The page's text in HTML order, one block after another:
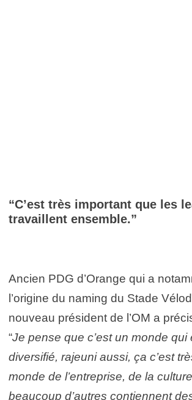
“C’est très important que les
travaillent ensemble.”
Ancien PDG d’Orange qui a
l’origine du naming du Stade
nouveau président de l’OM a
“Je pense que c’est un monde qui
diversifié, rajeuni aussi, ça c’est
monde de l’entreprise, de la
beaucoup d’autres contiennent